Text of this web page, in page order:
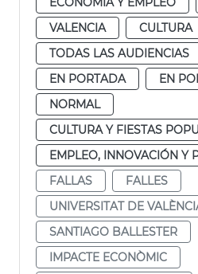
VALENCIA
CULTURA
TODAS LAS AUDIENCIAS
EN PORTADA
EN
NORMAL
CULTURA Y FIESTAS
EMPLEO, INNOVACIÓN Y
FALLAS
FALLES
UNIVERSITAT DE
SANTIAGO BALLESTER
IMPACTE ECONÒMIC